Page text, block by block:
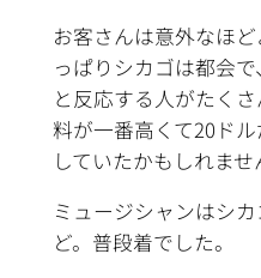
お客さんは意外なほ
っぱりシカゴは都会
と反応する人がたく
料が一番高くて20ド
していたかもしれませ
ミュージシャンはシ
ど。普段着でした。